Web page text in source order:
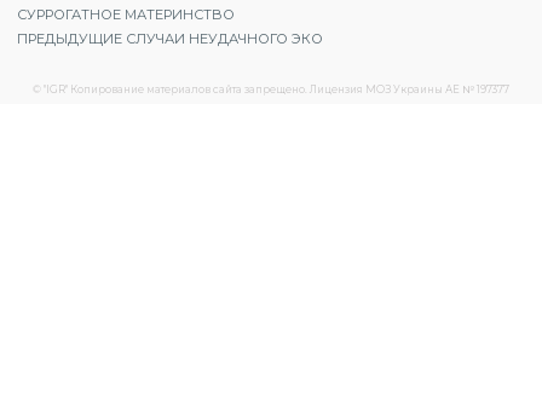
СУРРОГАТНОЕ МАТЕРИНСТВО
ПРЕДЫДУЩИЕ СЛУЧАИ НЕУДАЧНОГО ЭКО
© "IGR" Копирование материалов сайта запрещено. Лицензия МОЗ Украины АЕ № 197377